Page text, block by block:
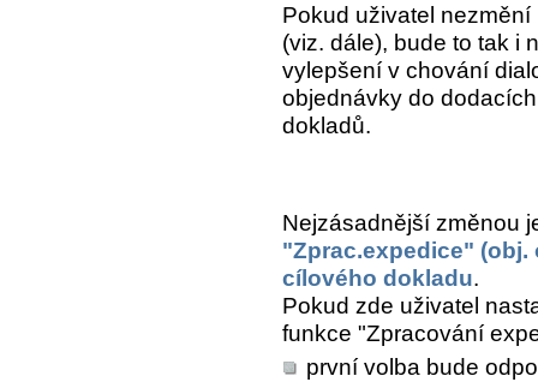
Pokud uživatel
(viz. dále), bude to tak i
vylepšení v chování
objednávky do
dokladů.
Nejzásadnější změnou
"Zprac.expedice" (obj.
cílového dokladu.
Pokud zde uživatel
funkce "Zpracování
první volba bude